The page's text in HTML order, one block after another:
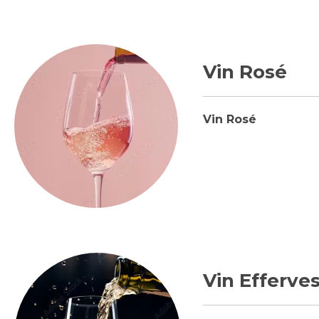
Vin Rosé
Vin Rosé
Vin